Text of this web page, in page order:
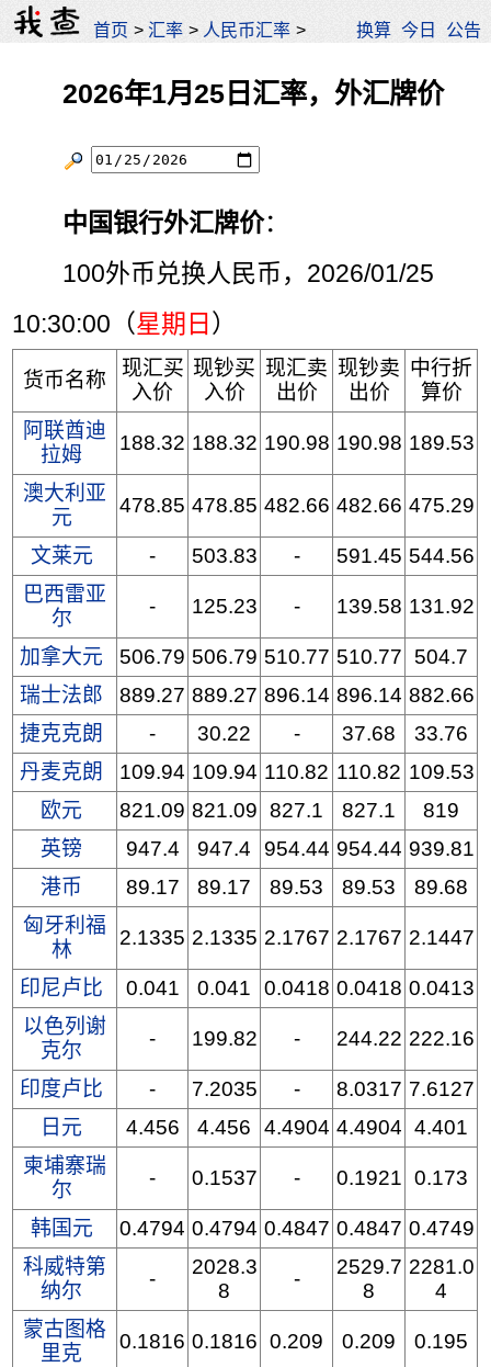
首页 >汇率 > 人民币汇率 > 换算 今日 公告
2026年1月25日汇率，外汇牌价
中国银行外汇牌价：
100外币兑换人民币，2026/01/25
10:30:00（星期日 ）
货币名称
现汇买
入价
现钞买
入价
现汇卖
出价
现钞卖
出价
中行折
算价
阿联酋迪
拉姆
188.32 188.32 190.98 190.98 189.53
澳大利亚
元
478.85 478.85 482.66 482.66 475.29
文莱元 - 503.83 - 591.45 544.56
巴西雷亚
尔
- 125.23 - 139.58 131.92
加拿大元 506.79 506.79 510.77 510.77
504.7
瑞士法郎
889.27 889.27 896.14 896.14 882.66
捷克克朗
- 30.22 - 37.68
33.76
丹麦克朗
109.94 109.94 110.82 110.82 109.53
欧元
821.09 821.09 827.1 827.1
819
英镑
947.4 947.4 954.44 954.44 939.81
港币
89.17 89.17 89.53 89.53
89.68
匈牙利福
林
2.1335 2.1335 2.1767 2.1767 2.1447
印尼卢比 0.041 0.041 0.0418 0.0418 0.0413
以色列谢
克尔
- 199.82 - 244.22 222.16
印度卢比 - 7.2035 - 8.0317 7.6127
日元
4.456 4.456 4.4904 4.4904 4.401
柬埔寨瑞
尔
- 0.1537 - 0.1921 0.173
韩国元 0.4794 0.4794 0.4847 0.4847 0.4749
科威特第
纳尔
-
2028.3
8
-
2529.7
8
2281.0
4
蒙古图格
里克
0.1816 0.1816 0.209 0.209 0.195